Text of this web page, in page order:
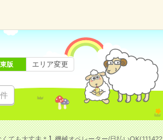
版 エリア変更
ても大丈夫＊】機械オペレーター/日払い